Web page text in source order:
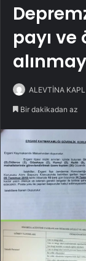
payı
ALEVTİNA
Bir dakikadan az